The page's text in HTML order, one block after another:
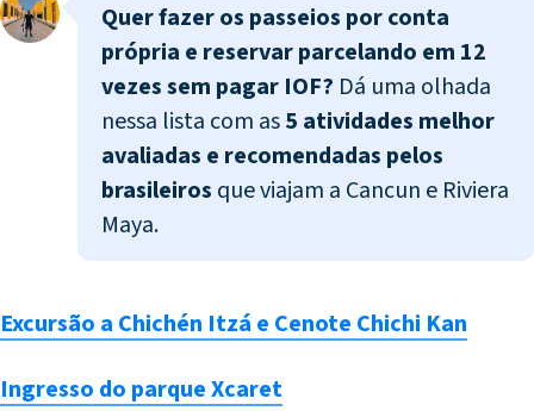
Quer fazer os passeios por conta
própria e reservar parcelando em 12
vezes sem pagar IOF? Dá uma olhada
nessa lista com as5 atividades melhor
avaliadas e recomendadas pelos
brasileiros que viajam a Cancun e Riviera
Maya.
Excursão a Chichén Itzá e Cenote Chichi Kan
Ingresso do parque Xcaret